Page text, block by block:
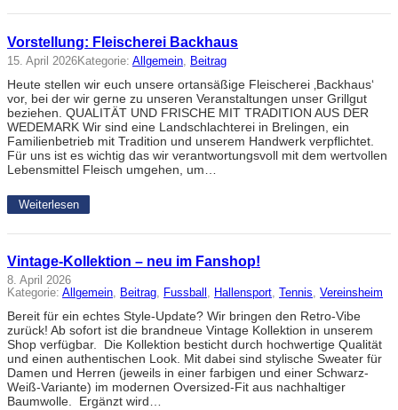
Vorstellung: Fleischerei Backhaus
15. April 2026Kategorie: Allgemein, Beitrag
Heute stellen wir euch unsere ortansäßige Fleischerei ‚Backhaus‘
vor, bei der wir gerne zu unseren Veranstaltungen unser Grillgut
beziehen. QUALITÄT UND FRISCHE MIT TRADITION AUS DER
WEDEMARK Wir sind eine Landschlachterei in Brelingen, ein
Familienbetrieb mit Tradition und unserem Handwerk verpflichtet.
Für uns ist es wichtig das wir verantwortungsvoll mit dem wertvollen
Lebensmittel Fleisch umgehen, um…
Weiterlesen
Vintage-Kollektion – neu im Fanshop!
8. April 2026
Kategorie: Allgemein, Beitrag, Fussball , Hallensport, Tennis, Vereinsheim
Bereit für ein echtes Style-Update? Wir bringen den Retro-Vibe
zurück! Ab sofort ist die brandneue Vintage Kollektion in unserem
Shop verfügbar. Die Kollektion besticht durch hochwertige Qualität
und einen authentischen Look. Mit dabei sind stylische Sweater für
Damen und Herren (jeweils in einer farbigen und einer Schwarz-
Weiß-Variante) im modernen Oversized-Fit aus nachhaltiger
Baumwolle. Ergänzt wird…